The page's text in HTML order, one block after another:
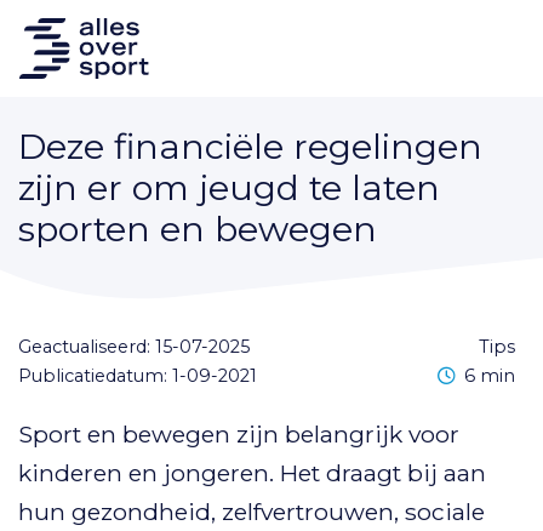
Deze financiële regelingen
zijn er om jeugd te laten
sporten en bewegen
tips
Geactualiseerd: 15-07-2025
Publicatiedatum: 1-09-2021
Leestijd
6 min
Sport en bewegen zijn belangrijk voor
kinderen en jongeren. Het draagt bij aan
hun gezondheid, zelfvertrouwen, sociale